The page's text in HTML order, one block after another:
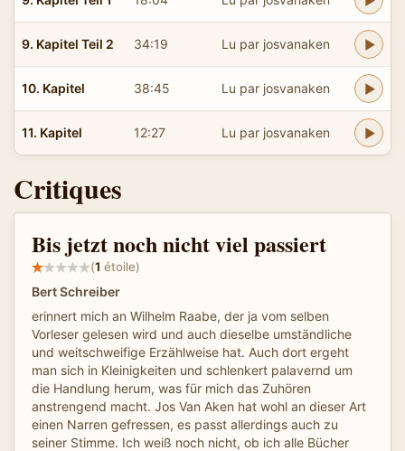
9. Kapitel Teil 2 34:19 Lu par josvanaken
10. Kapitel 38:45 Lu par josvanaken
11. Kapitel 12:27 Lu par josvanaken
Critiques
Bis jetzt noch nicht viel passiert
(1 étoile)
Bert Schreiber
erinnert mich an Wilhelm Raabe, der ja vom selben
Vorleser gelesen wird und auch dieselbe umständliche
und weitschweifige Erzählweise hat. Auch dort ergeht
man sich in Kleinigkeiten und schlenkert palavernd um
die Handlung herum, was für mich das Zuhören
anstrengend macht. Jos Van Aken hat wohl an dieser Art
einen Narren gefressen, es passt allerdings auch zu
seiner Stimme. Ich weiß noch nicht, ob ich alle Bücher